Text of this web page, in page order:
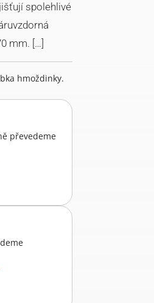
spolehlivé
mm. […]
hmoždinky.
převedeme